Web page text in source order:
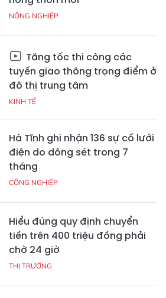
NÔNG NGHIỆP
Tăng tốc thi công các
tuyến giao thông trọng điểm ở
đô thị trung tâm
KINH TẾ
Hà Tĩnh ghi nhận 136 sự cố lưới
điện do dông sét trong 7
tháng
CÔNG NGHIỆP
Hiểu đúng quy định chuyển
tiền trên 400 triệu đồng phải
chờ 24 giờ
THỊ TRƯỜNG